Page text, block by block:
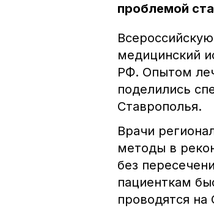
проблемой
медицинский
РФ. Опытом
поделились
Ставрополья.
Врачи
методы в
без
пациенткам
проводятся на